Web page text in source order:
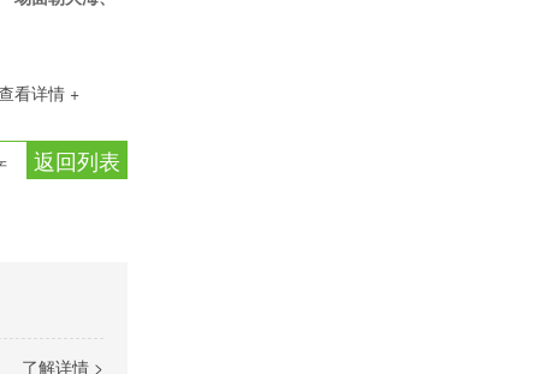
看详情 +
返回列表
了解详情 >